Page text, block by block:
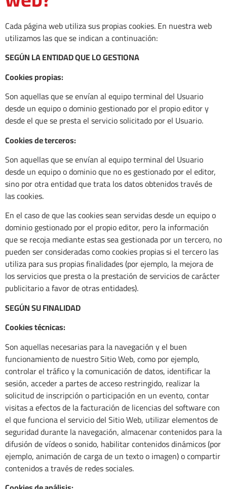
Cada página web utiliza sus propias cookies. En nuestra web
utilizamos las que se indican a continuación:
SEGÚN LA ENTIDAD QUE LO GESTIONA
Cookies propias:
Son aquellas que se envían al equipo terminal del Usuario
desde un equipo o dominio gestionado por el propio editor y
desde el que se presta el servicio solicitado por el Usuario.
Cookies de terceros:
Son aquellas que se envían al equipo terminal del Usuario
desde un equipo o dominio que no es gestionado por el editor,
sino por otra entidad que trata los datos obtenidos través de
las cookies.
En el caso de que las cookies sean servidas desde un equipo o
dominio gestionado por el propio editor, pero la información
que se recoja mediante estas sea gestionada por un tercero, no
pueden ser consideradas como cookies propias si el tercero las
utiliza para sus propias finalidades (por ejemplo, la mejora de
los servicios que presta o la prestación de servicios de carácter
publicitario a favor de otras entidades).
SEGÚN SU FINALIDAD
Cookies técnicas:
Son aquellas necesarias para la navegación y el buen
funcionamiento de nuestro Sitio Web, como por ejemplo,
controlar el tráfico y la comunicación de datos, identificar la
sesión, acceder a partes de acceso restringido, realizar la
solicitud de inscripción o participación en un evento, contar
visitas a efectos de la facturación de licencias del software con
el que funciona el servicio del Sitio Web, utilizar elementos de
seguridad durante la navegación, almacenar contenidos para la
difusión de vídeos o sonido, habilitar contenidos dinámicos (por
ejemplo, animación de carga de un texto o imagen) o compartir
contenidos a través de redes sociales.